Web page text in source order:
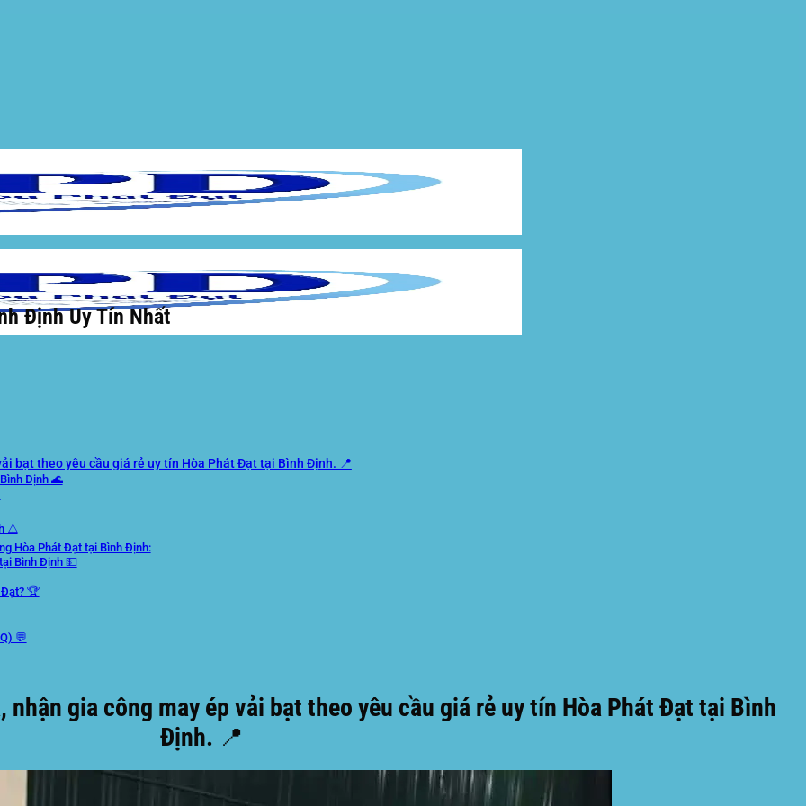
Định Uy Tín Nhất
bạt theo yêu cầu giá rẻ uy tín Hòa Phát Đạt tại Bình Định. 📍
Định 🌊
⚠️
Hòa Phát Đạt tại Bình Định:
Bình Định 💵
🏆
💬
gia công may ép vải bạt theo yêu cầu giá rẻ uy tín Hòa Phát Đạt tại Bình
Định. 📍